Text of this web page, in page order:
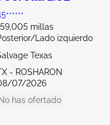
millas
Lado izquierdo
Texas
- ROSHARON
07/2026
No has ofertado